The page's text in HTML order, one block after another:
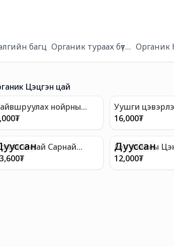
багц Органик тураах бүтээгдэхүүн
Органик
Цэцгэн цай
нойрны
цэцгийн цай
₮
Уушги
Дэлгэрдэг
16,000₮
Сарнай
цай
₮
Дууссан
Гоо сайхны
эрвээхэй
12,000₮